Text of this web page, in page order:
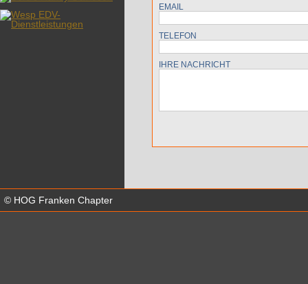
EMAIL
TELEFON
IHRE NACHRICHT
© HOG Franken Chapter